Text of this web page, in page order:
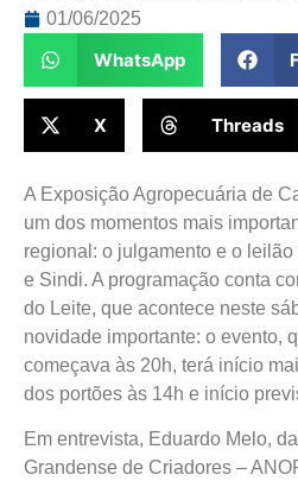
01/06/2025
WhatsApp
X Threads
A Exposição Agropecuária de
um dos momentos mais
regional: o julgamento e o
e Sindi. A programação conta
do Leite, que acontece neste
novidade importante: o evento,
começava às 20h, terá início
dos portões às 14h e início
Em entrevista, Eduardo Melo,
Grandense de Criadores –